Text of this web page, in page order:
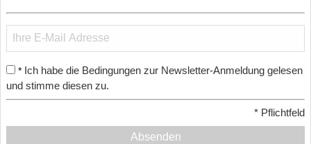
* Ich habe die Bedingungen zur Newsletter-Anmeldung gelesen
und stimme diesen zu.
* Pflichtfeld
Absenden